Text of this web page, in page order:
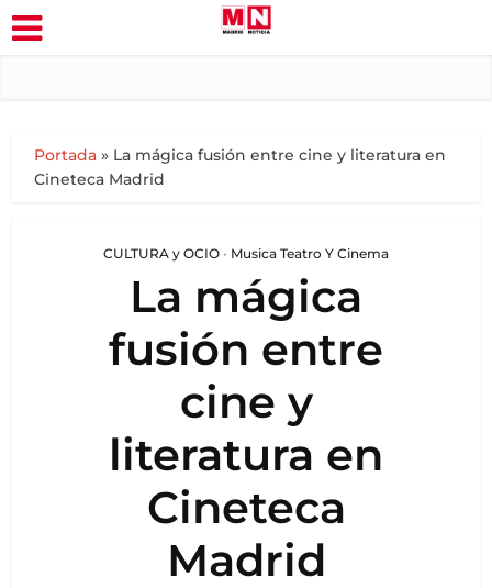
Portada » La mágica fusión entre cine y literatura en
Cineteca Madrid
CULTURA y OCIO • Musica Teatro Y Cinema
La mágica
fusión entre
cine y
literatura en
Cineteca
Madrid